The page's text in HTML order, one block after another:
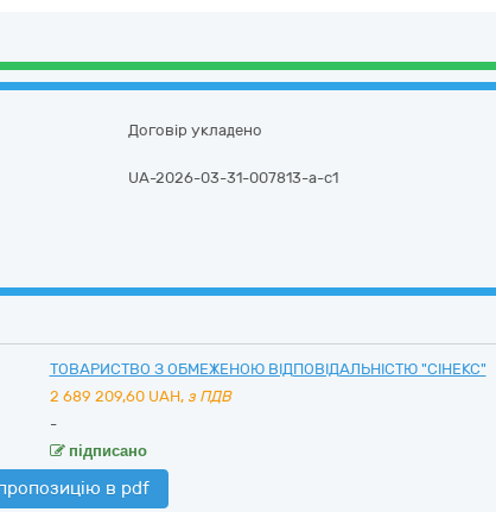
Договір укладено
UA-2026-03-31-007813-a-c1
ТОВАРИСТВО З ОБМЕЖЕНОЮ ВІДПОВІДАЛЬНІСТЮ "СІНЕКС"
2 689 209,60 UAH, з ПДВ
-
підписано
в pdf